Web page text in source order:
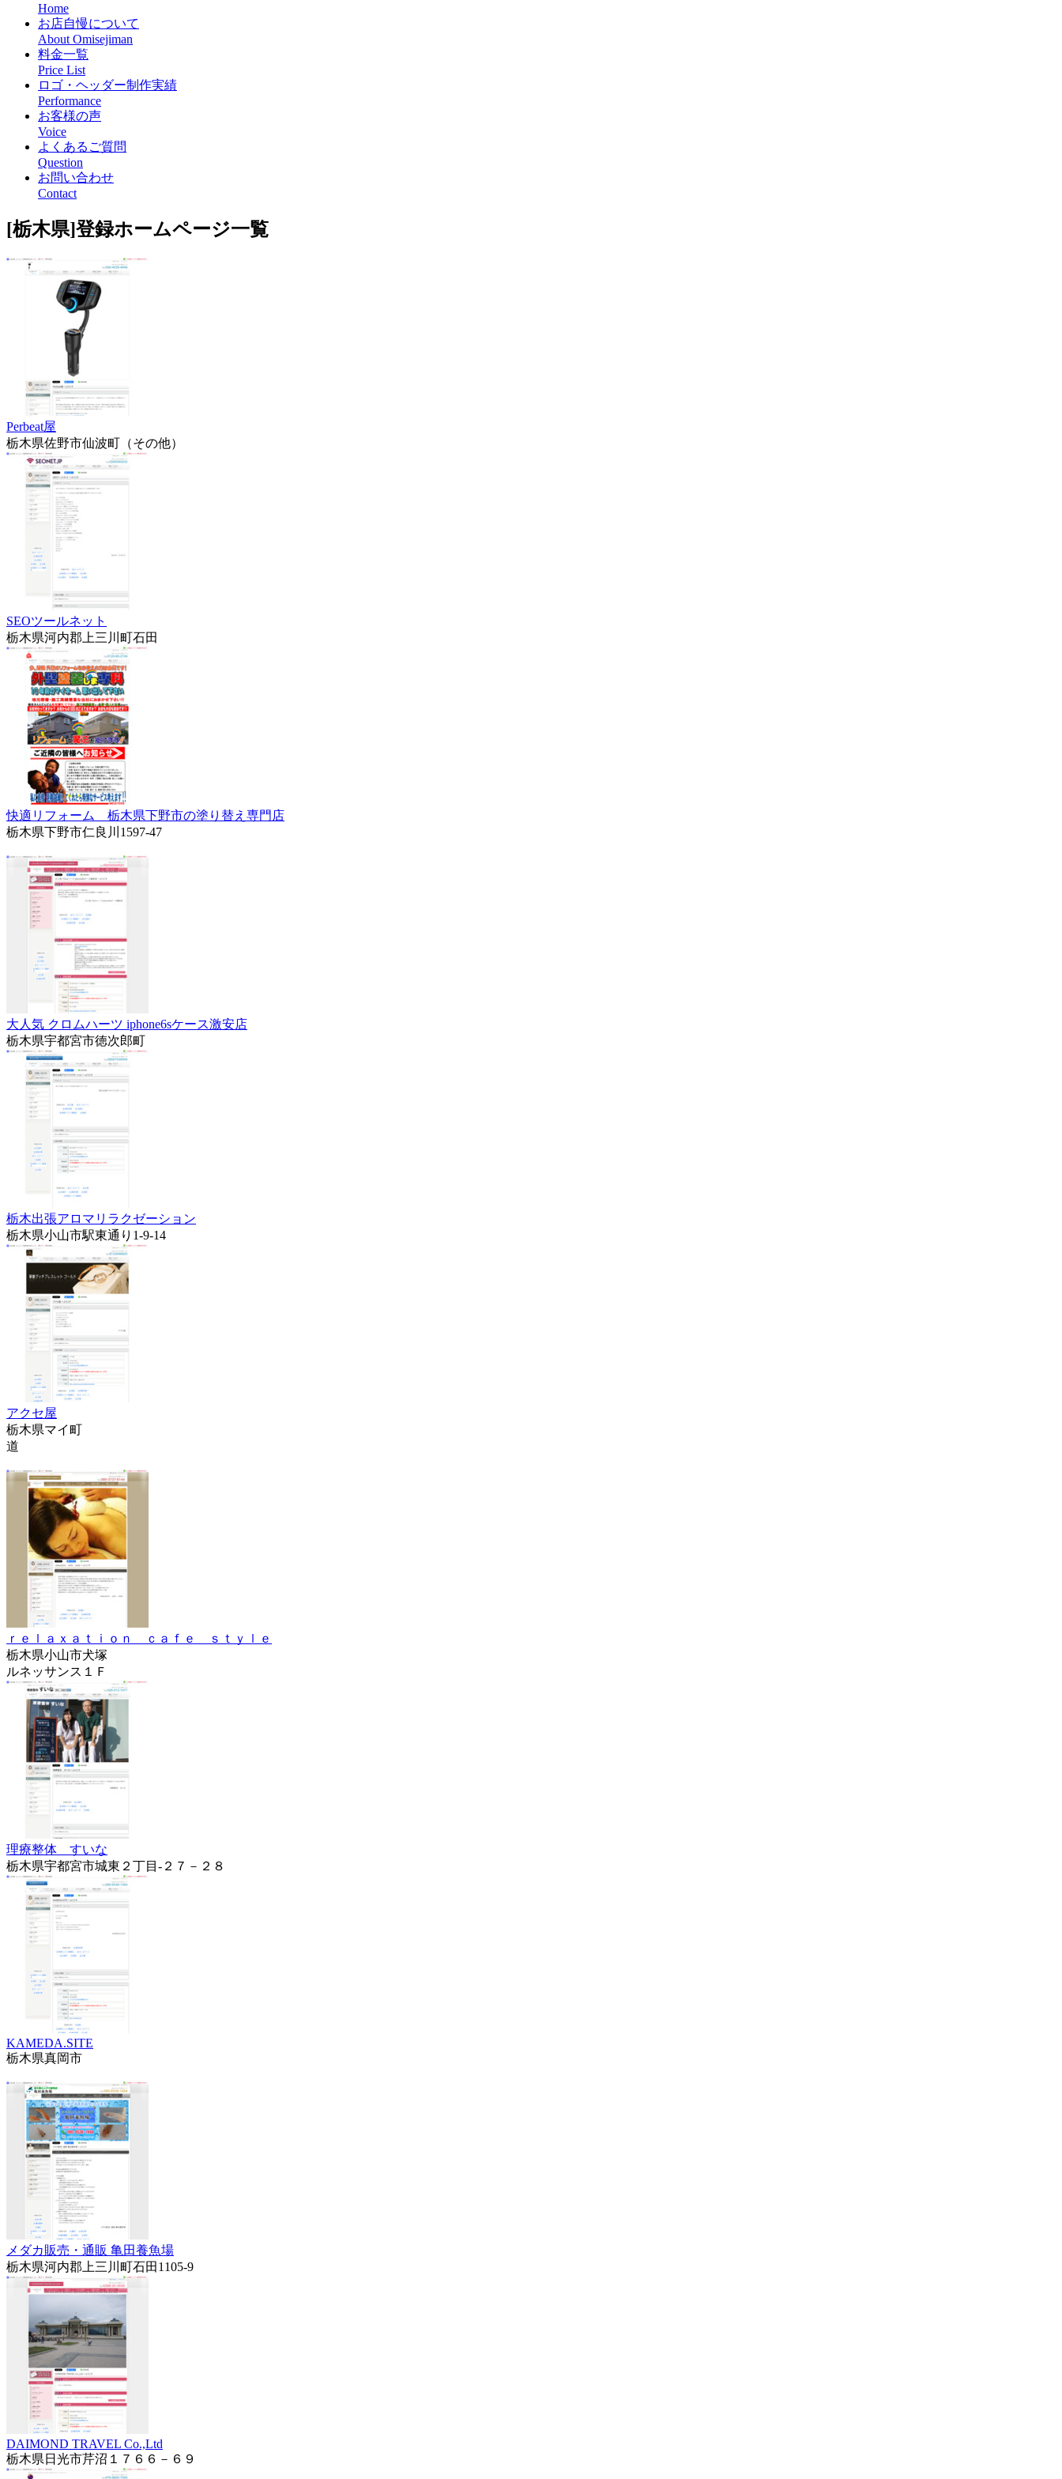
Home
お店自慢について
About Omisejiman
料金一覧
Price List
ロゴ・ヘッダー制作実績
Performance
お客様の声
Voice
よくあるご質問
Question
お問い合わせ
Contact
[栃木県]登録ホームページ一覧
Perbeat屋
栃木県佐野市仙波町（その他）
SEOツールネット
栃木県河内郡上三川町石田
快適リフォーム 栃木県下野市の塗り替え専門店
栃木県下野市仁良川1597-47
大人気 クロムハーツ iphone6sケース激安店
栃木県宇都宮市徳次郎町
栃木出張アロマリラクゼーション
栃木県小山市駅東通り1-9-14
アクセ屋
栃木県マイ町
道
ｒｅｌａｘａｔｉｏｎ ｃａｆｅ ｓｔｙｌｅ
栃木県小山市犬塚
ルネッサンス１Ｆ
理療整体 すいな
栃木県宇都宮市城東２丁目-２７－２８
KAMEDA.SITE
栃木県真岡市
メダカ販売・通販 亀田養魚場
栃木県河内郡上三川町石田1105-9
DAIMOND TRAVEL Co.,Ltd
栃木県日光市芹沼１７６６－６９